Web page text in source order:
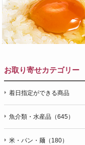
お取り寄せカテゴリー
着日指定ができる商品
魚介類・水産品（645）
米・パン・麺（180）